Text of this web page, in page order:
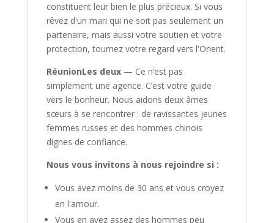
constituent leur bien le plus précieux. Si vous
rêvez d'un mari qui ne soit pas seulement un
partenaire, mais aussi votre soutien et votre
protection, tournez votre regard vers l'Orient.
RéunionLes deux— Ce n’est pas
simplement une agence. C’est votre guide
vers le bonheur. Nous aidons deux âmes
sœurs à se rencontrer : de ravissantes jeunes
femmes russes et des hommes chinois
dignes de confiance.
Nous vous invitons à nous rejoindre si :
Vous avez moins de 30 ans et vous croyez
en l'amour.
Vous en avez assez des hommes peu